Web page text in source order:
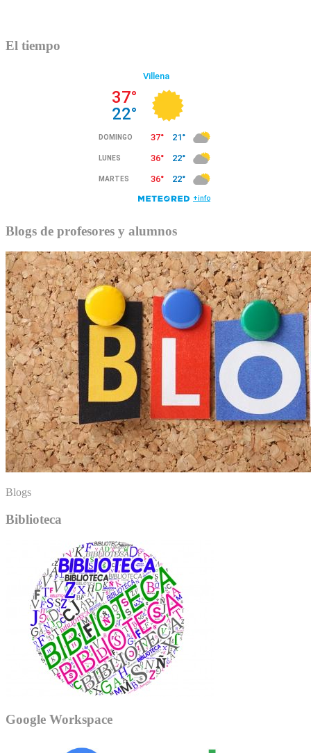
El tiempo
Blogs de profesores y alumnos
Blogs
Biblioteca
Google Workspace